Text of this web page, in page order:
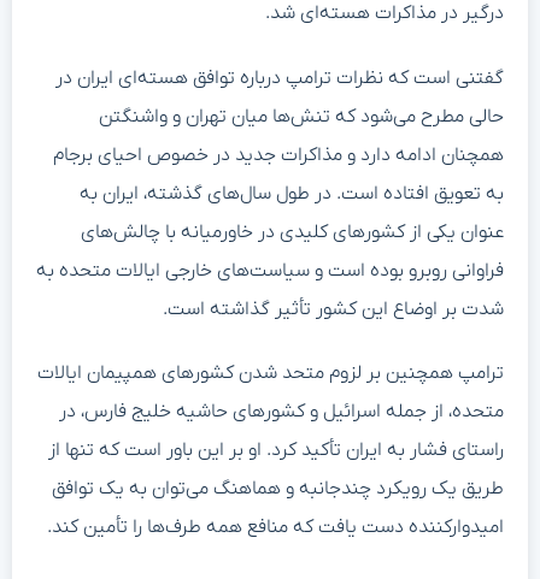
درگیر در مذاکرات هسته‌ای شد.
گفتنی است که نظرات ترامپ درباره توافق هسته‌ای ایران در
حالی مطرح می‌شود که تنش‌ها میان تهران و واشنگتن
همچنان ادامه دارد و مذاکرات جدید در خصوص احیای برجام
به تعویق افتاده است. در طول سال‌های گذشته، ایران به
عنوان یکی از کشورهای کلیدی در خاورمیانه با چالش‌های
فراوانی روبرو بوده است و سیاست‌های خارجی ایالات متحده به
شدت بر اوضاع این کشور تأثیر گذاشته است.
ترامپ همچنین بر لزوم متحد شدن کشورهای همپیمان ایالات
متحده، از جمله اسرائیل و کشورهای حاشیه خلیج فارس، در
راستای فشار به ایران تأکید کرد. او بر این باور است که تنها از
طریق یک رویکرد چندجانبه و هماهنگ می‌توان به یک توافق
امیدوارکننده دست یافت که منافع همه طرف‌ها را تأمین کند.